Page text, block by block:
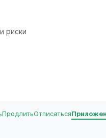
риски
ПродлитьОтписаться